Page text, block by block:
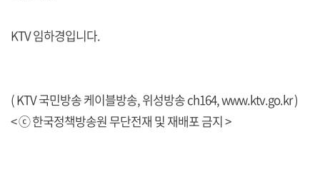
KTV 임하경입니다.
( KTV 국민방송 케이블방송, 위성방송 ch164,www.ktv.go.kr)
< ⓒ 한국정책방송원 무단전재 및 재배포 금지 >